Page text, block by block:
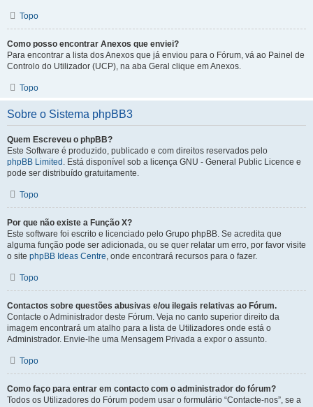
Topo
Como posso encontrar Anexos que enviei?
Para encontrar a lista dos Anexos que já enviou para o Fórum, vá ao Painel de
Controlo do Utilizador (UCP), na aba Geral clique em Anexos.
Topo
Sobre o Sistema phpBB3
Quem Escreveu o phpBB?
Este Software é produzido, publicado e com direitos reservados pelo
phpBB Limited . Está disponível sob a licença GNU - General Public Licence e
pode ser distribuído gratuitamente.
Topo
Por que não existe a Função X?
Este software foi escrito e licenciado pelo Grupo phpBB. Se acredita que
alguma função pode ser adicionada, ou se quer relatar um erro, por favor visite
o site phpBB Ideas Centre, onde encontrará recursos para o fazer.
Topo
Contactos sobre questões abusivas e/ou ilegais relativas ao Fórum.
Contacte o Administrador deste Fórum. Veja no canto superior direito da
imagem encontrará um atalho para a lista de Utilizadores onde está o
Administrador. Envie-lhe uma Mensagem Privada a expor o assunto.
Topo
Como faço para entrar em contacto com o administrador do fórum?
Todos os Utilizadores do Fórum podem usar o formulário “Contacte-nos”, se a